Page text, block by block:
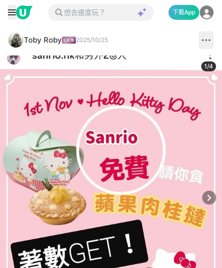
下載App
Toby Roby 2025/10/25
1/4